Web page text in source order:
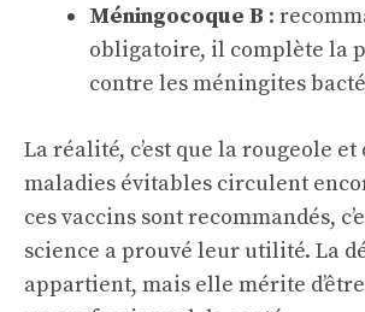
Méningocoque B :
obligatoire, il complète la
contre les méningites
La réalité, c’est que la rougeole et
maladies évitables circulent
ces vaccins sont recommandés,
science a prouvé leur utilité. La
appartient, mais elle mérite